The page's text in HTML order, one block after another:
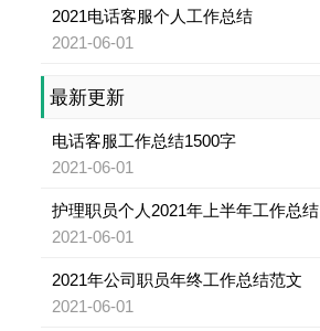
2021电话客服个人工作总结
2021-06-01
最新更新
电话客服工作总结1500字
2021-06-01
护理职员个人2021年上半年工作总结
2021-06-01
2021年公司职员年终工作总结范文
2021-06-01